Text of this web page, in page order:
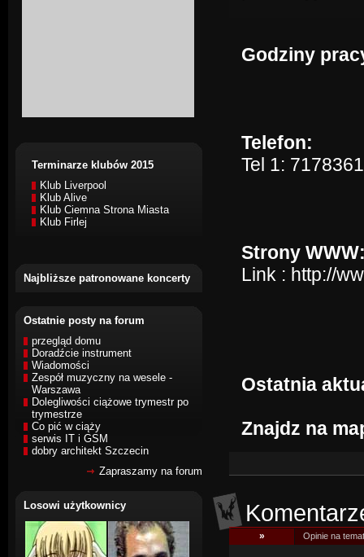
Terminarze klubów 2015
Klub Liverpool
Klub Alive
Klub Ciemna Strona Miasta
Klub Firlej
Najbliższe patronowane koncerty
Ostatnie posty na forum
przegląd domu
Doradźcie instrument
Wiadomości
Zespół muzyczny na wesele -
Warszawa
Dolegliwości ciążowe trymestr po
trymestrze
Co pić w ciąży
serwis IT i GSM
dobry architekt Szczecin
Zapraszamy na forum
Losowi użytkownicy
Godziny
Telefon:
Tel 1:
Strony
Link : http://
Ostatnia
Znajdz na
» Opinie na